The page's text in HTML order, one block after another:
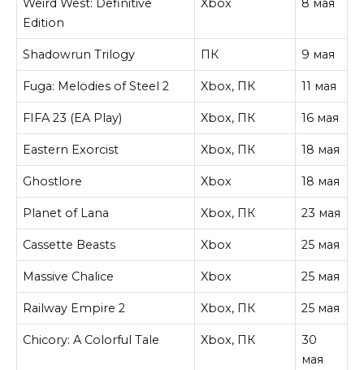
Weird West: Definitive
Edition
Xbox 8 мая
Shadowrun Trilogy ПК 9 мая
Fuga: Melodies of Steel 2 Xbox, ПК 11 мая
FIFA 23 (EA Play) Xbox, ПК 16 мая
Eastern Exorcist Xbox, ПК 18 мая
Ghostlore Xbox 18 мая
Planet of Lana Xbox, ПК 23 мая
Cassette Beasts Xbox 25 мая
Massive Chalice Xbox 25 мая
Railway Empire 2 Xbox, ПК 25 мая
Chicory: A Colorful Tale Xbox, ПК
30
мая